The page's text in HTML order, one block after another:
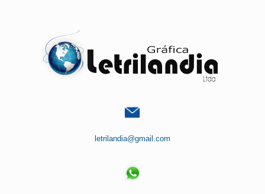
letrilandia@gmail.com